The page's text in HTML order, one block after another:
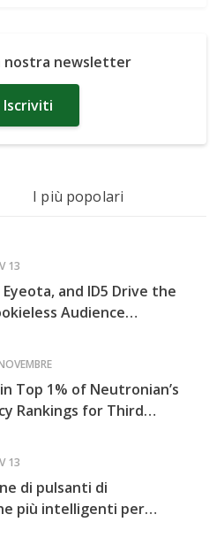
nostra newsletter
Iscriviti
I più popolari
13
and ID5 Drive the
Audience
Top 1% of Neutronian’s
Rankings for Third
13
di pulsanti di
più intelligenti per